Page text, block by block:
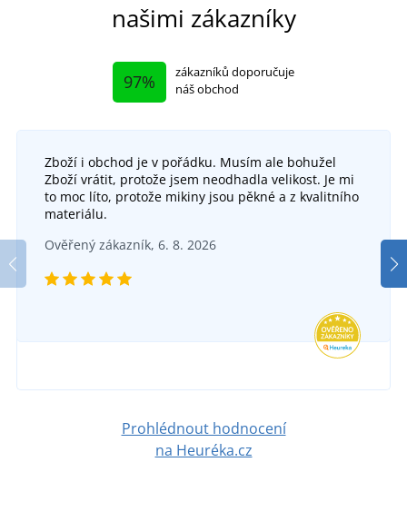
Dámské námořnické tričko Sailor
SKLADEM
Dámská sukně Two in one
235 Kč
našimi zákazníky
97%
zákazníků doporučuje
náš obchod
Zboží i obchod je v pořádku. Musím ale bohužel
Zboží vrátit, protože jsem neodhadla velikost. Je mi
to moc líto, protože mikiny jsou pěkné a z kvalitního
materiálu.
Ověřený zákazník, 6. 8. 2026
Prohlédnout hodnocení
na Heuréka.cz